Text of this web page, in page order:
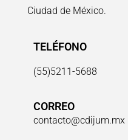
Ciudad de México.
TELÉFONO
(55)5211-5688
CORREO
contacto@cdijum.mx